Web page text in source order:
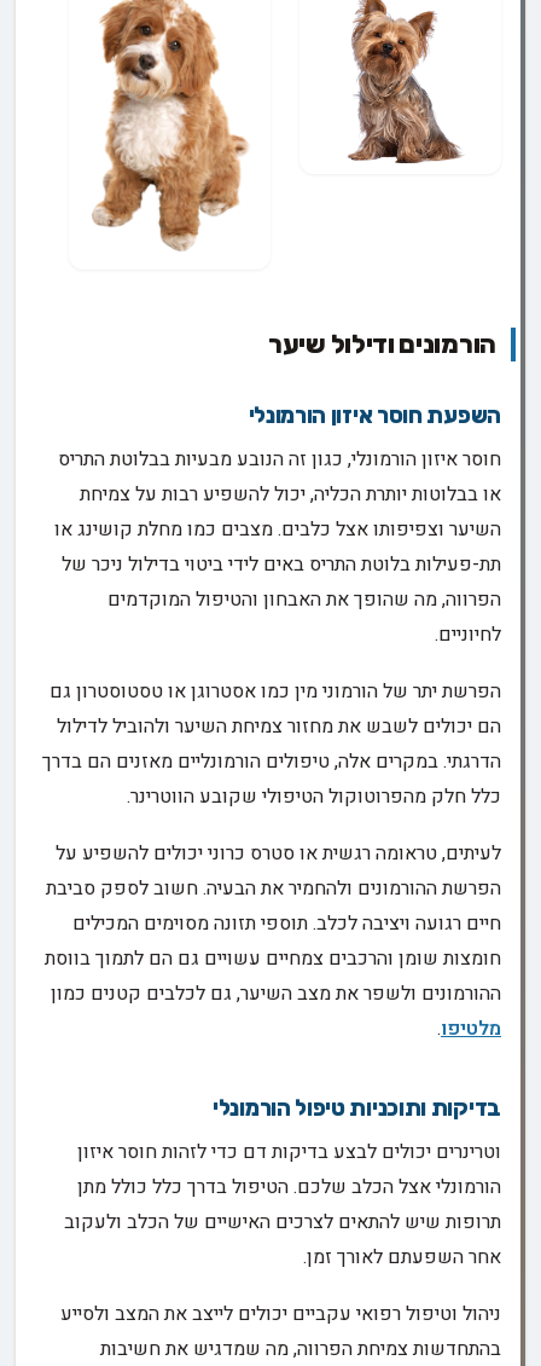
הורמונים ודילול שיער
השפעת חוסר איזון הורמונלי
חוסר איזון הורמונלי, כגון זה הנובע מבעיות בבלוטת התריס
או בבלוטות יותרת הכליה, יכול להשפיע רבות על צמיחת
השיער וצפיפותו אצל כלבים. מצבים כמו מחלת קושינג או
תת-פעילות בלוטת התריס באים לידי ביטוי בדילול ניכר של
הפרווה, מה שהופך את האבחון והטיפול המוקדמים
לחיוניים.
הפרשת יתר של הורמוני מין כמו אסטרוגן או טסטוסטרון גם
הם יכולים לשבש את מחזור צמיחת השיער ולהוביל לדילול
הדרגתי. במקרים אלה, טיפולים הורמונליים מאזנים הם בדרך
כלל חלק מהפרוטוקול הטיפולי שקובע הווטרינר.
לעיתים, טראומה רגשית או סטרס כרוני יכולים להשפיע על
הפרשת ההורמונים ולהחמיר את הבעיה. חשוב לספק סביבת
חיים רגועה ויציבה לכלב. תוספי תזונה מסוימים המכילים
חומצות שומן והרכבים צמחיים עשויים גם הם לתמוך בווסת
ההורמונים ולשפר את מצב השיער, גם לכלבים קטנים כמון
מלטיפו.
בדיקות ותוכניות טיפול הורמונלי
וטרינרים יכולים לבצע בדיקות דם כדי לזהות חוסר איזון
הורמונלי אצל הכלב שלכם. הטיפול בדרך כלל כולל מתן
תרופות שיש להתאים לצרכים האישיים של הכלב ולעקוב
אחר השפעתם לאורך זמן.
ניהול וטיפול רפואי עקביים יכולים לייצב את המצב ולסייע
בהתחדשות צמיחת הפרווה, מה שמדגיש את חשיבות